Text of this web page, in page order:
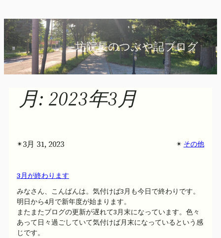
容
を
ス
キ
ッ
坊院長のつぶや記ブログ
月: 2023年3月
✴︎3月 31, 2023 ✴︎ その他
3月が終わります
みなさん、こんばんは。気付けば3月も今日で終わりです。
明日から4月で新年度が始まります。
またまたブログの更新が遅れて3月末になっています。色々
あって日々過ごしていて気付けば月末になっているという感
じです。